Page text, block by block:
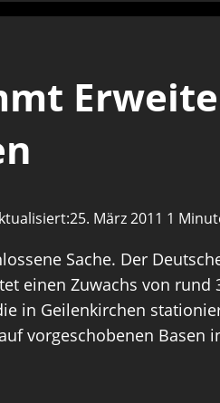
März 2011 1
Sache. Der
einen Zuwachs von
in Geilenkirchen
vorgeschobenen